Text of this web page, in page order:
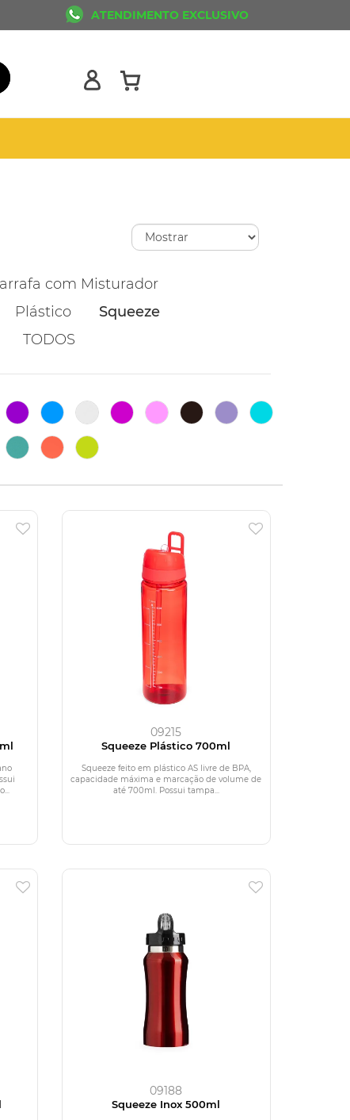
ATENDIMENTO EXCLUSIVO
com Misturador
Plástico
Squeeze
TODOS
09215
Squeeze Plástico 700ml
Squeeze feito em plástico AS livre de BPA,
capacidade máxima e marcação de volume de
até 700ml. Possui tampa...
09188
Squeeze Inox 500ml